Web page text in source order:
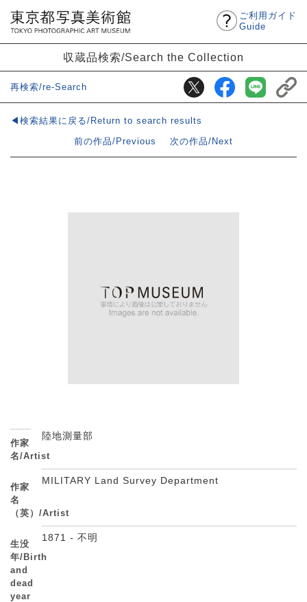
ご利用ガイド
Guide
収蔵品検索/Search the Collection
再検索/re-Search
◀検索結果に戻る/Return to search results
前の作品/Previous
次の作品/Next
作家
名/Artist
陸地測量部
作家
名
（英）/Artist
MILITARY Land Survey Department
生没
年/Birth
and
dead
year
1871 - 不明